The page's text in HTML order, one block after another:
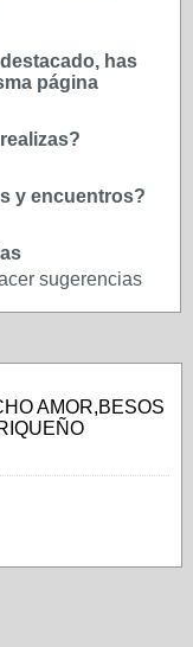
has
página
y encuentros?
sugerencias
AMOR,BESOS